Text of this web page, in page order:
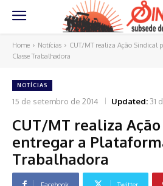
Home Notícias
CUT/MT realiza Ação Sindical
Classe Trabalhadora
NOTÍCIAS
15 de setembro de 2014 Updated: 31
CUT/MT realiza
entregar a
Trabalhadora